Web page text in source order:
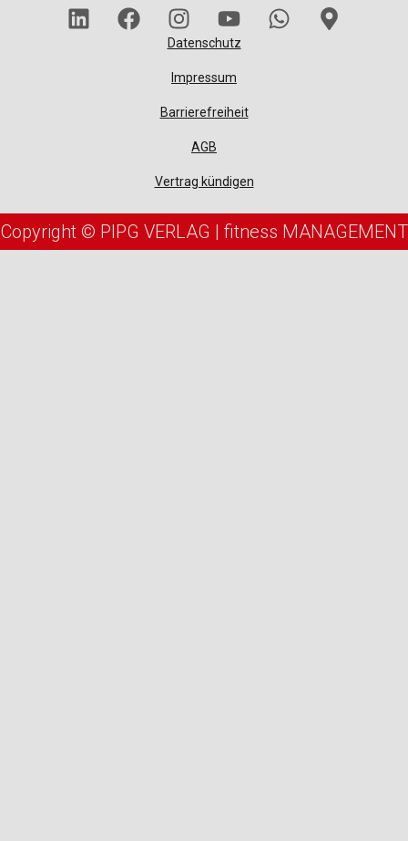
Datenschutz
Impressum
Barrierefreiheit
AGB
Vertrag kündigen
Copyright © PIPG VERLAG | fitness MANAGEMENT